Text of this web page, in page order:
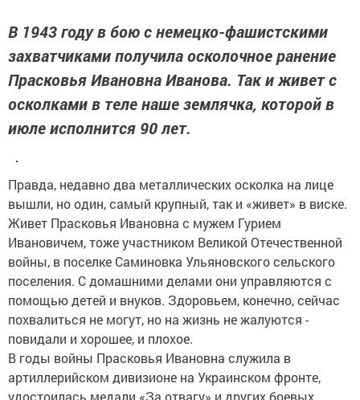
В 1943 году в бою с немецко-фашистскими
захватчиками получила осколочное ранение
Прасковья Ивановна Иванова. Так и живет с
осколками в теле наше землячка, которой в
июле исполнится 90 лет.
Правда, недавно два металлических осколка на лице
вышли, но один, самый крупный, так и «живет» в виске.
Живет Прасковья Ивановна с мужем Гурием
Ивановичем, тоже участником Великой Отечественной
войны, в поселке Саминовка Ульяновского сельского
поселения. С домашними делами они управляются с
помощью детей и внуков. Здоровьем, конечно, сейчас
похвалиться не могут, но на жизнь не жалуются -
повидали и хорошее, и плохое.
В годы войны Прасковья Ивановна служила в
артиллерийском дивизионе на Украинском фронте,
удостоилась медали «За отвагу» и других боевых